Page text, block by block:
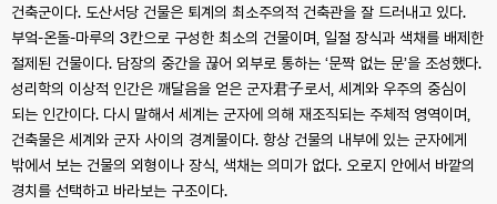
건축군이다. 도산서당 건물은 퇴계의 최소주의적 건축관을 잘 드러내고 있다.
부엌-온돌-마루의 3칸으로 구성한 최소의 건물이며, 일절 장식과 색채를 배제한
절제된 건물이다. 담장의 중간을 끊어 외부로 통하는 ‘문짝 없는 문’을 조성했다.
성리학의 이상적 인간은 깨달음을 얻은 군자君子로서, 세계와 우주의 중심이
되는 인간이다. 다시 말해서 세계는 군자에 의해 재조직되는 주체적 영역이며,
건축물은 세계와 군자 사이의 경계물이다. 항상 건물의 내부에 있는 군자에게
밖에서 보는 건물의 외형이나 장식, 색채는 의미가 없다. 오로지 안에서 바깥의
경치를 선택하고 바라보는 구조이다.